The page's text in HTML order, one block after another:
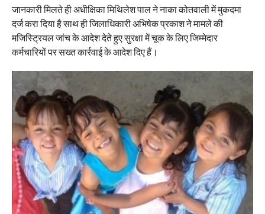
जानकारी मिलते ही अधीक्षिका मिथिलेश पाल ने नाका कोतवाली में मुकदमा
दर्ज करा दिया है साथ ही जिलाधिकारी अभिषेक प्रकाश ने मामले की
मजिस्ट्रियल जांच के आदेश देते हुए सुरक्षा में चूक के लिए जिम्मेदार
कर्मचारियों पर सख्त कार्रवाई के आदेश दिए हैं।